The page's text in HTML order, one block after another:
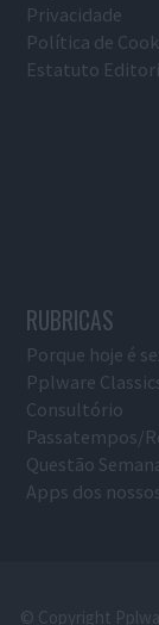
Privacidade
Política de
Estatuto
RUBRICAS
Porque hoje é
Pplware
Consultório
Passatempos/
Questão
Apps dos
© Copyright